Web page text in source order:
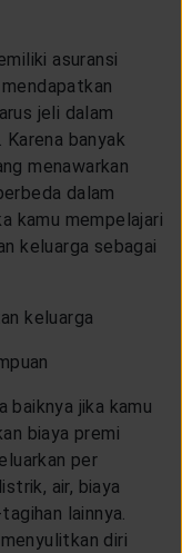
asuransi
jeli dalam
banyak
menawarkan
dalam
kamu mempelajari
keluarga sebagai
keluarga
baiknya jika kamu
biaya premi
per
air, biaya
lainnya.
diri